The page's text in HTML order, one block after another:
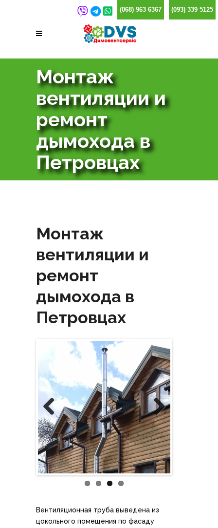
(068) 963 6367 (093) 339 5125
Монтаж
вентиляции и
ремонт
дымохода в
Петровцах
Монтаж
вентиляции и
ремонт
дымохода в
Петровцах
Previous Next
Вентиляционная труба выведена из
цокольного помещения по фасаду